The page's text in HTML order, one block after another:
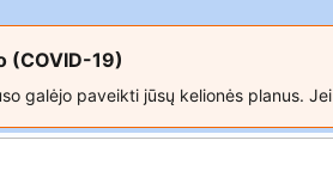
(COVID-19)
galėjo paveikti jūsų kelionės planus.